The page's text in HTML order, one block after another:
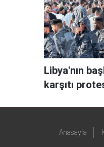
Libya'nın
karşıtı
Anasayfa